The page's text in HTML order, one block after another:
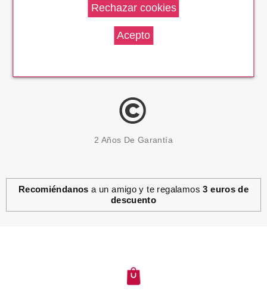
2 Años De Garantía
Recomiéndanos a un amigo y te regalamos3 euros de
descuento